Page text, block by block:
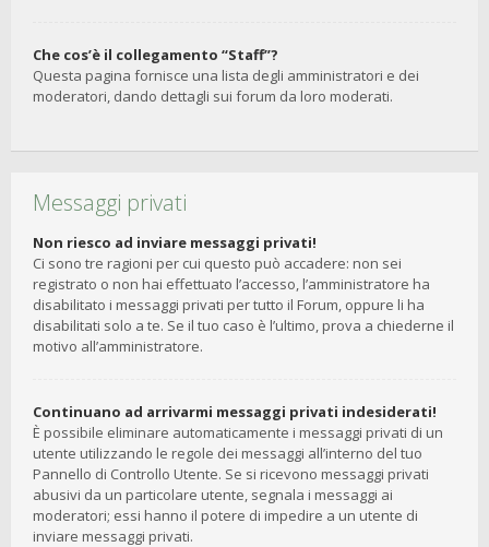
Che cos’è il collegamento “Staff”?
Questa pagina fornisce una lista degli amministratori e dei
moderatori, dando dettagli sui forum da loro moderati.
Messaggi privati
Non riesco ad inviare messaggi privati!
Ci sono tre ragioni per cui questo può accadere: non sei
registrato o non hai effettuato l’accesso, l’amministratore ha
disabilitato i messaggi privati per tutto il Forum, oppure li ha
disabilitati solo a te. Se il tuo caso è l’ultimo, prova a chiederne il
motivo all’amministratore.
Continuano ad arrivarmi messaggi privati indesiderati!
È possibile eliminare automaticamente i messaggi privati ​​di un
utente utilizzando le regole dei messaggi all’interno del tuo
Pannello di Controllo Utente. Se si ricevono messaggi privati ​​
abusivi da un particolare utente, segnala i messaggi ai
moderatori; essi hanno il potere di impedire a un utente di
inviare messaggi privati​​.